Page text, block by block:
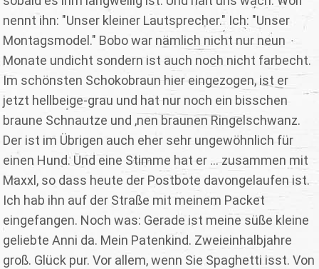
nennt ihn: "Unser kleiner Lautsprecher." Ich: "Unser
Montagsmodel." Bobo war nämlich nicht nur neun
Monate undicht sondern ist auch noch nicht farbecht.
Im schönsten Schokobraun hier eingezogen, ist er
jetzt hellbeige-grau und hat nur noch ein bisschen
braune Schnautze und ‚nen braunen Ringelschwanz.
Der ist im Übrigen auch eher sehr ungewöhnlich für
einen Hund. Und eine Stimme hat er ... zusammen mit
Maxxl, so dass heute der Postbote davongelaufen ist.
Ich hab ihn auf der Straße mit meinem Packet
eingefangen. Noch was: Gerade ist meine süße kleine
geliebte Anni da. Mein Patenkind. Zweieinhalbjahre
groß. Glück pur. Vor allem, wenn Sie Spaghetti isst. Von